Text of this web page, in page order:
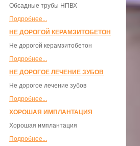
Обсадные трубы НПВХ
Подробнее...
НЕ ДОРОГОЙ КЕРАМЗИТОБЕТОН
Не дорогой керамзитобетон
Подробнее...
НЕ ДОРОГОЕ ЛЕЧЕНИЕ ЗУБОВ
Не дорогое лечение зубов
Подробнее...
ХОРОШАЯ ИМПЛАНТАЦИЯ
Хорошая имплантация
Подробнее...